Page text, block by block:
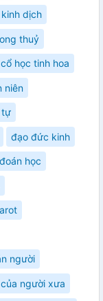
kinh dịch
thuỷ
cổ học tinh hoa
niên
tự
đạo đức kinh
học
người
người xưa